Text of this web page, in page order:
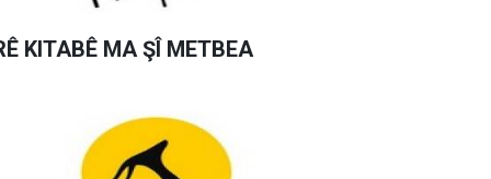
KITABÊ MA ŞÎ METBEA